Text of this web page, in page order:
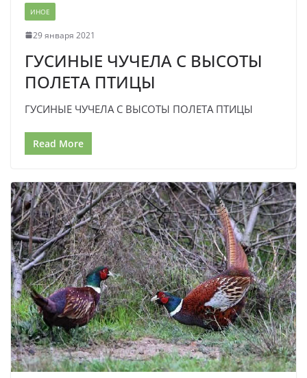
ИНОЕ
29 января 2021
ГУСИНЫЕ ЧУЧЕЛА С ВЫСОТЫ
ПОЛЕТА ПТИЦЫ
ГУСИНЫЕ ЧУЧЕЛА С ВЫСОТЫ ПОЛЕТА ПТИЦЫ
Read More